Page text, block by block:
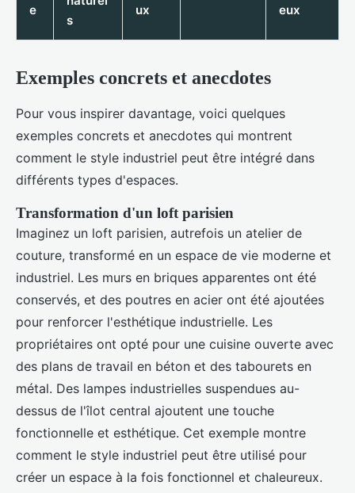
e
s
ux
eux
Exemples concrets et anecdotes
Pour vous inspirer davantage, voici quelques
exemples concrets et anecdotes qui montrent
comment le style industriel peut être intégré dans
différents types d'espaces.
Transformation d'un loft parisien
Imaginez un loft parisien, autrefois un atelier de
couture, transformé en un espace de vie moderne et
industriel. Les murs en briques apparentes ont été
conservés, et des poutres en acier ont été ajoutées
pour renforcer l'esthétique industrielle. Les
propriétaires ont opté pour une cuisine ouverte avec
des plans de travail en béton et des tabourets en
métal. Des lampes industrielles suspendues au-
dessus de l'îlot central ajoutent une touche
fonctionnelle et esthétique. Cet exemple montre
comment le style industriel peut être utilisé pour
créer un espace à la fois fonctionnel et chaleureux.